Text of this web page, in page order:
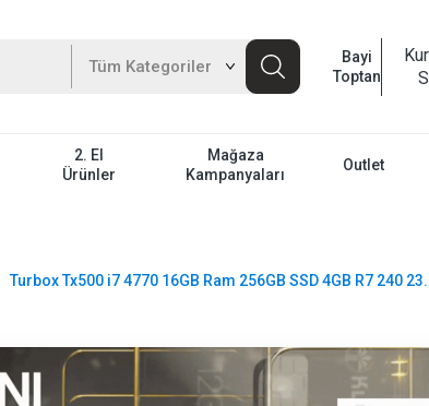
Bayi
Toptan
2. El
Ürünler
Mağaza
Kampanyaları
Outlet
Turbox Tx500 i7 4770 16GB Ram 256GB SSD 4GB R7 240